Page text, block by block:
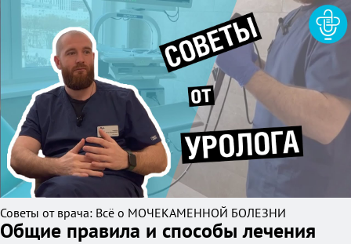
Советы от врача: Всё о МОЧЕКАМЕННОЙ БОЛЕЗНИ
Общие правила и способы лечения